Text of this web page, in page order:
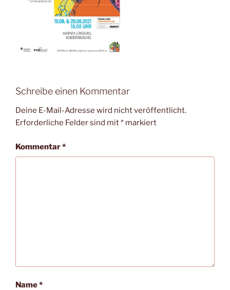
Schreibe einen Kommentar
Deine E-Mail-Adresse wird nicht veröffentlicht.
Erforderliche Felder sind mit* markiert
Kommentar*
Name*